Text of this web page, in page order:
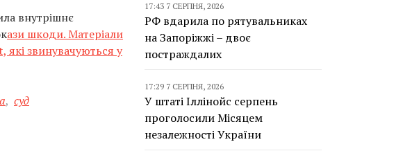
внутрішнє
ази шкоди. Матеріали
які звинувачуються у
, суд
17:43 7 СЕРПНЯ, 2026
РФ вдарила по рятувальниках
на Запоріжжі – двоє
постраждалих
17:29 7 СЕРПНЯ, 2026
У штаті Іллінойс серпень
проголосили Місяцем
незалежності України